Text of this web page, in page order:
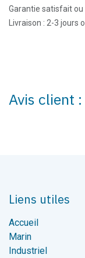
Garantie satisfait
Livraison : 2-3 jours
Avis client :
Liens utiles
Accueil
Marin
Industriel